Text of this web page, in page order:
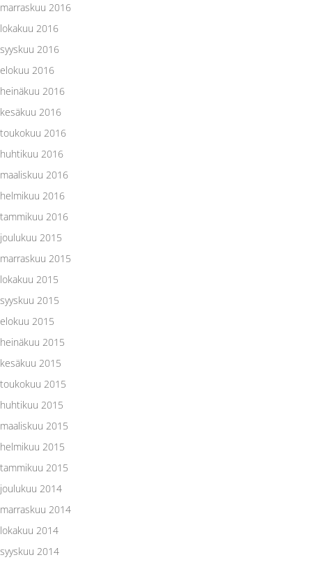
marraskuu 2016
lokakuu 2016
syyskuu 2016
elokuu 2016
heinäkuu 2016
kesäkuu 2016
toukokuu 2016
huhtikuu 2016
maaliskuu 2016
helmikuu 2016
tammikuu 2016
joulukuu 2015
marraskuu 2015
lokakuu 2015
syyskuu 2015
elokuu 2015
heinäkuu 2015
kesäkuu 2015
toukokuu 2015
huhtikuu 2015
maaliskuu 2015
helmikuu 2015
tammikuu 2015
joulukuu 2014
marraskuu 2014
lokakuu 2014
syyskuu 2014